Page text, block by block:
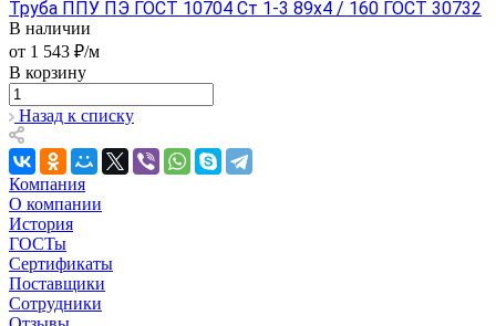
Труба ППУ ПЭ ГОСТ 10704 Ст 1-3 89x4 / 160 ГОСТ 30732
В наличии
от 1 543 ₽/м
В корзину
Назад к списку
Компания
О компании
История
ГОСТы
Сертификаты
Поставщики
Сотрудники